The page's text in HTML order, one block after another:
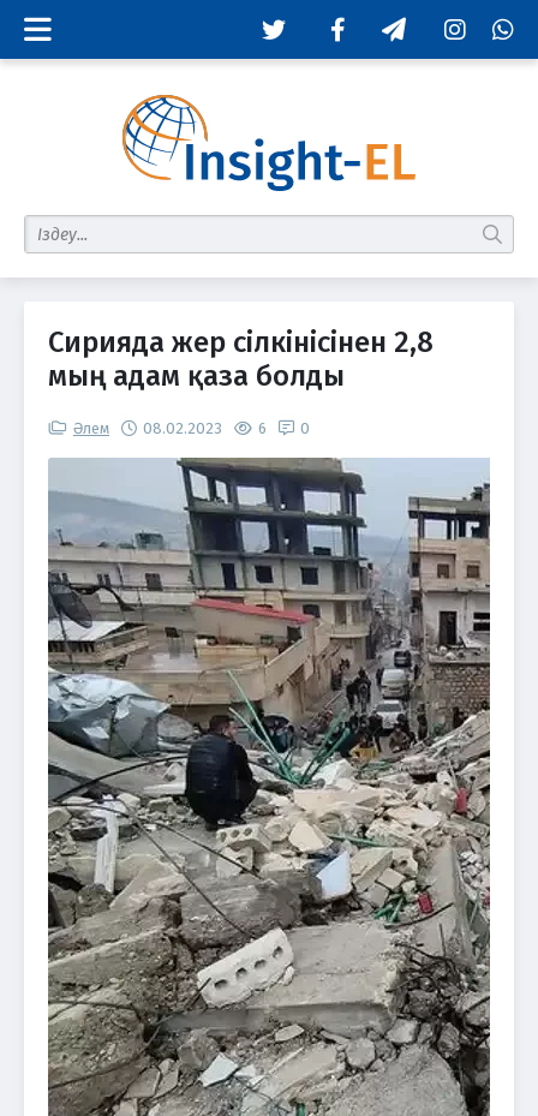
TwitterFacebookTelegramInstagram
табу
Сирияда жер сілкінісінен 2,8
мың адам қаза болды
Әлем 08.02.2023 6 0